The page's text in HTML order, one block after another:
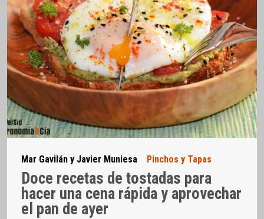
Mar Gavilán y Javier Muniesa Pinchos y Tapas
Doce recetas de tostadas para
hacer una cena rápida y aprovechar
el pan de ayer